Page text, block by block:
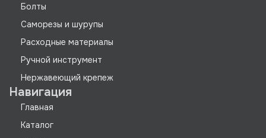
Болты
Саморезы и шурупы
Расходные материалы
Ручной инструмент
Нержавеющий крепеж
Навигация
Главная
Каталог